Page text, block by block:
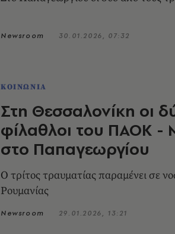
Newsroom 30.01.2026, 07:32
ΚΟΙΝΩΝΙΑ
Στη Θεσσαλονίκη οι
φίλαθλοι του ΠΑΟΚ -
στο Παπαγεωργίου
Ο τρίτος τραυματίας παραμένει σε
Ρουμανίας
Newsroom 29.01.2026, 13:21